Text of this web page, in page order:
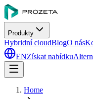
Produkty
Hybridní cloudBlogO nás
ENZískat nabídku
Home